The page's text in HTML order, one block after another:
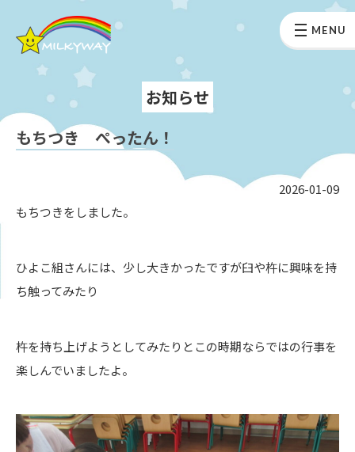
MENU
お知らせ
もちつき ぺったん！
2026-01-09
もちつきをしました。
ひよこ組さんには、少し大きかったですが臼や杵に興味を持
ち触ってみたり
杵を持ち上げようとしてみたりとこの時期ならではの行事を
楽しんでいましたよ。